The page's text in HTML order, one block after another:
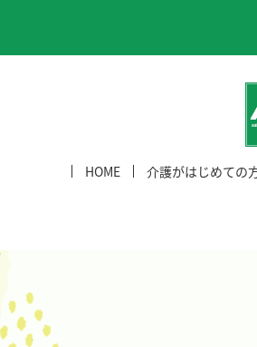
HOME 介護がはじめての